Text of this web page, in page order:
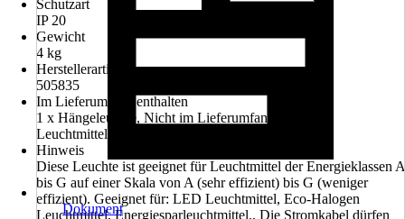
Schutzart
IP 20
Gewicht
4 kg
Herstellerartikelnummer
505835
Im Lieferumfang enthalten
1 x Hängeleuchte, Nicht im Lieferumfang enthalten:
Leuchtmittel
Hinweis
Diese Leuchte ist geeignet für Leuchtmittel der Energieklassen A
bis G auf einer Skala von A (sehr effizient) bis G (weniger
effizient). Geeignet für: LED Leuchtmittel, Eco-Halogen
Leuchtmittel, Energiesparleuchtmittel., Die Stromkabel dürfen
Dokument